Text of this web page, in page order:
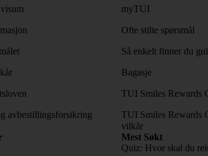
avbestillingsforsikring
myTUI
Ofte stilte spørsmål
Så enkelt finner du
Bagasje
TUI Smiles Rewards
TUI Smiles Rewards
vilkår
Mest Søkt
Quiz: Hvor skal du